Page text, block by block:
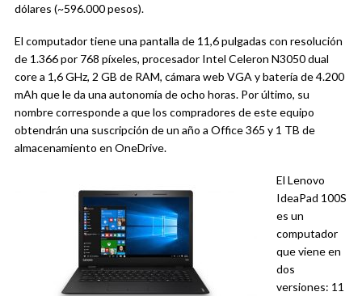
dólares (~596.000 pesos).
El computador tiene una pantalla de 11,6 pulgadas con resolución
de 1.366 por 768 píxeles, procesador Intel Celeron N3050 dual
core a 1,6 GHz, 2 GB de RAM, cámara web VGA y batería de 4.200
mAh que le da una autonomía de ocho horas. Por último, su
nombre corresponde a que los compradores de este equipo
obtendrán una suscripción de un año a Office 365 y 1 TB de
almacenamiento en OneDrive.
El Lenovo
IdeaPad 100S
es un
computador
que viene en
dos
versiones: 11